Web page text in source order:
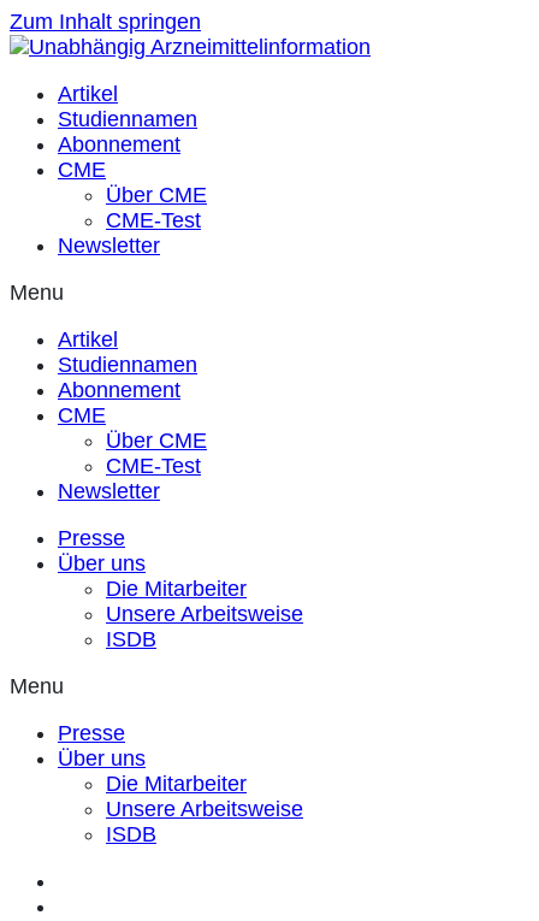
Zum Inhalt springen
Artikel
Studiennamen
Abonnement
CME
Über CME
CME-Test
Newsletter
Menu
Artikel
Studiennamen
Abonnement
CME
Über CME
CME-Test
Newsletter
Presse
Über uns
Die Mitarbeiter
Unsere Arbeitsweise
ISDB
Menu
Presse
Über uns
Die Mitarbeiter
Unsere Arbeitsweise
ISDB